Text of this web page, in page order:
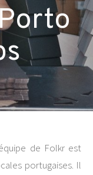
de Folkr est
portugaises. Il